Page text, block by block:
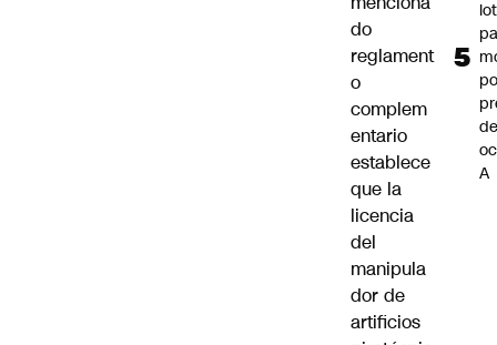
do
reglament
o
complem
entario
establece
que la
licencia
del
manipula
dor de
artificios
de
A